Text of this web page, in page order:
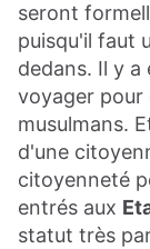
seront
puisqu'il faut
dedans. Il y
voyager pour
musulmans.
d'une
citoyenneté
entrés aux
statut très